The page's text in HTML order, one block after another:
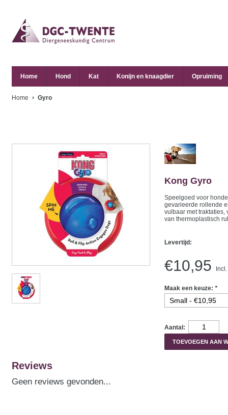
Home Hond Kat Konijn en knaagdier Opruiming
Home Gyro
Kong Gyro
Speelgoed voor
gevarieerde rollende
vulbaar met traktaties,
van thermoplastisch
Levertijd:
€10,95
Maak een keuze: *
Aantal:
TOEVOEGEN AAN
Reviews
Geen reviews gevonden...